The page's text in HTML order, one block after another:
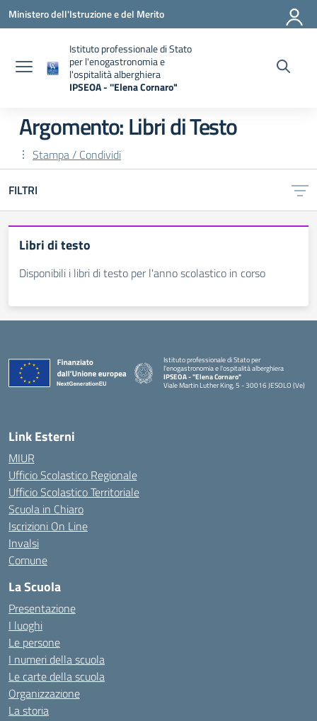
Vai ai contenuti
Vai al menu di navigazione
Vai al footer
Ministero dell'Istruzione e del Merito
Istituto professionale di Stato
per l'enogastronomia e
l'ospitalità alberghiera
IPSEOA - ''Elena Cornaro"
Argomento: Libri di Testo
Stampa / Condividi
FILTRI
Libri di testo
Disponibili i libri di testo per l'anno scolastico in corso
Istituto professionale di Stato per
l'enogastronomia e l'ospitalità alberghiera
IPSEOA - ''Elena Cornaro"
Viale Martin Luther King, 5 - 30016 JESOLO (Ve)
— Visita la pagina iniziale della scuola
Link Esterni
MIUR
Ufficio Scolastico Regionale
Ufficio Scolastico Territoriale
Scuola in Chiaro
Iscrizioni On Line
Invalsi
Comune
La Scuola
Presentazione
I luoghi
Le persone
I numeri della scuola
Le carte della scuola
Organizzazione
La storia